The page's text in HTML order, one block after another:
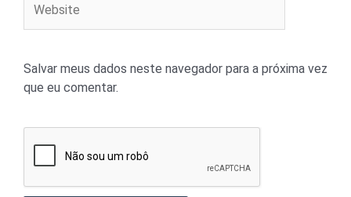
Salvar meus dados neste navegador para a próxima vez
que eu comentar.